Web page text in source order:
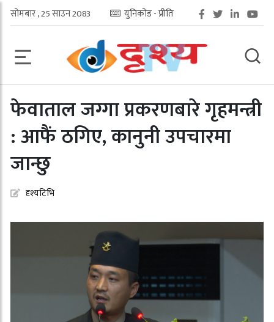
सोमबार , 25 साउन 2083 युनिकोड - प्रीति
फेवाताल जग्गा प्रकरणबारे गृहमन्त्री
: आफैं ठगिए, कानुनी उपचारमा
जान्छु
दृश्यटिभि